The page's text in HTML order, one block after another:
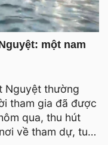
một nam
Nguyệt thường
tham gia đã được
qua, thu hút
về tham dự, tuy